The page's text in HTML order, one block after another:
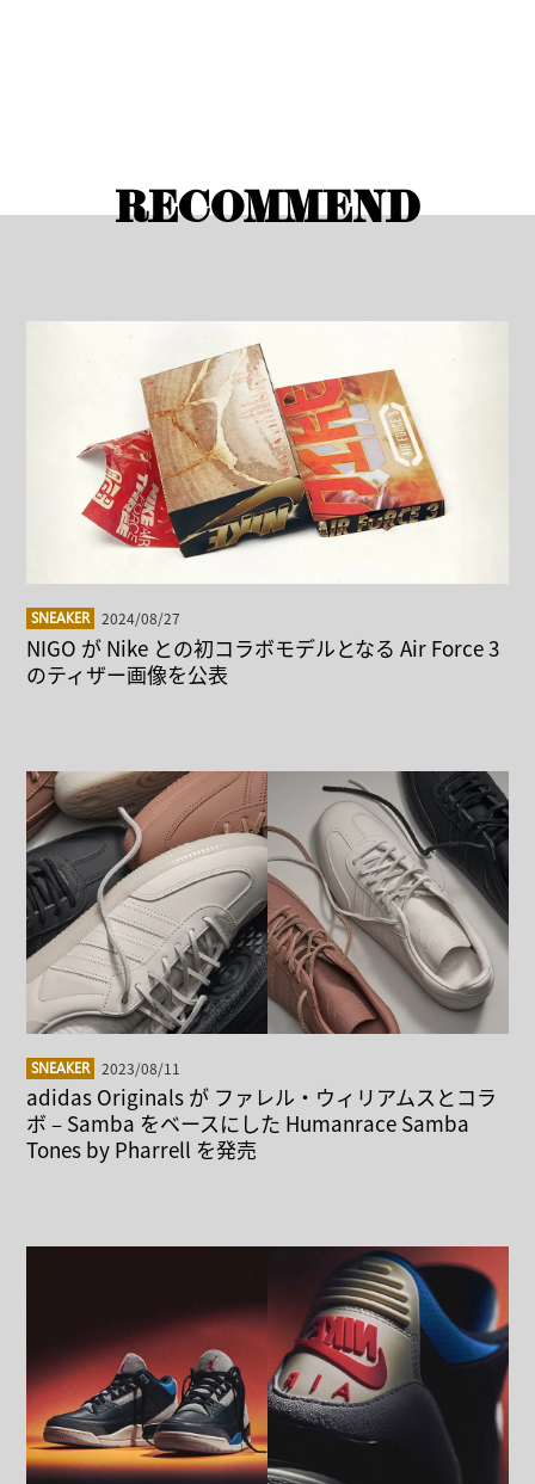
RECOMMEND
SNEAKER 2024/08/27
NIGO が Nike との初コラボモデルとなる Air Force 3
のティザー画像を公表
SNEAKER 2023/08/11
adidas Originals が ファレル・ウィリアムスとコラ
ボ – Samba をベースにした Humanrace Samba
Tones by Pharrell を発売